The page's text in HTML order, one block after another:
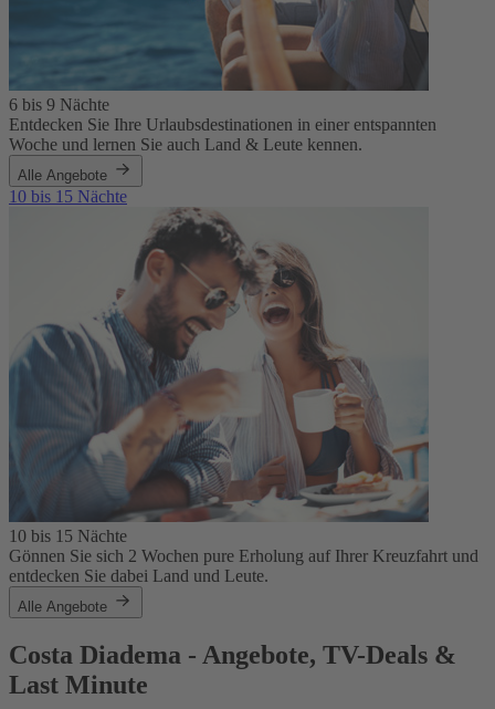
6 bis 9 Nächte
Entdecken Sie Ihre Urlaubsdestinationen in einer entspannten
Woche und lernen Sie auch Land & Leute kennen.
Alle Angebote
10 bis 15 Nächte
10 bis 15 Nächte
Gönnen Sie sich 2 Wochen pure Erholung auf Ihrer Kreuzfahrt und
entdecken Sie dabei Land und Leute.
Alle Angebote
Costa Diadema - Angebote, TV-Deals &
Last Minute